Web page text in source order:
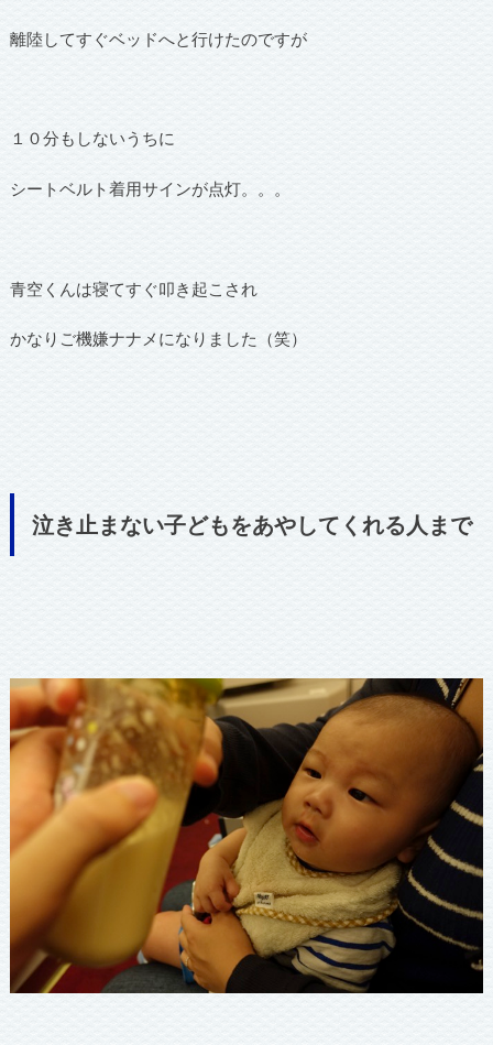
離陸してすぐベッドへと行けたのですが
１０分もしないうちに
シートベルト着用サインが点灯。。。
青空くんは寝てすぐ叩き起こされ
かなりご機嫌ナナメになりました（笑）
泣き止まない子どもをあやしてくれる人まで